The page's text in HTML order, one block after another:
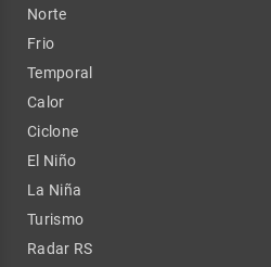
Norte
Frio
Temporal
Calor
Ciclone
El Niño
La Niña
Turismo
Radar RS